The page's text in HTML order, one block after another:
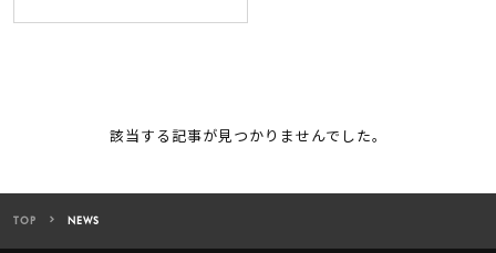
該当する記事が見つかりませんでした。
TOP NEWS